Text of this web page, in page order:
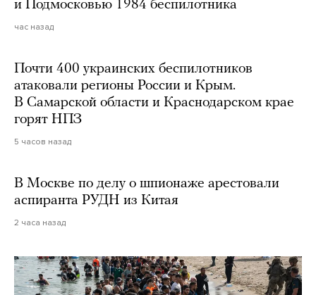
и Подмосковью 1984 беспилотника
час назад
Почти 400 украинских беспилотников
атаковали регионы России и Крым.
В Самарской области и Краснодарском крае
горят НПЗ
5 часов назад
В Москве по делу о шпионаже арестовали
аспиранта РУДН из Китая
2 часа назад